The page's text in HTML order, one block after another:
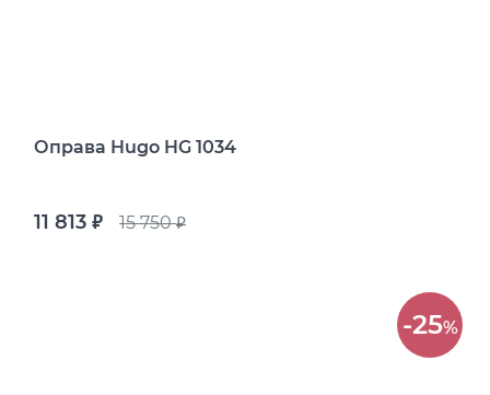
Оправа Hugo HG 1034
11 813 руб. 15 750руб.
-25%